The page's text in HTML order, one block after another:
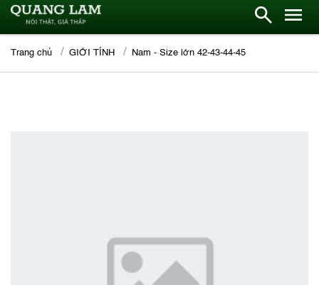
Trang chủ GIỚI TÍNH Nam - Size lớn 42-43-44-45